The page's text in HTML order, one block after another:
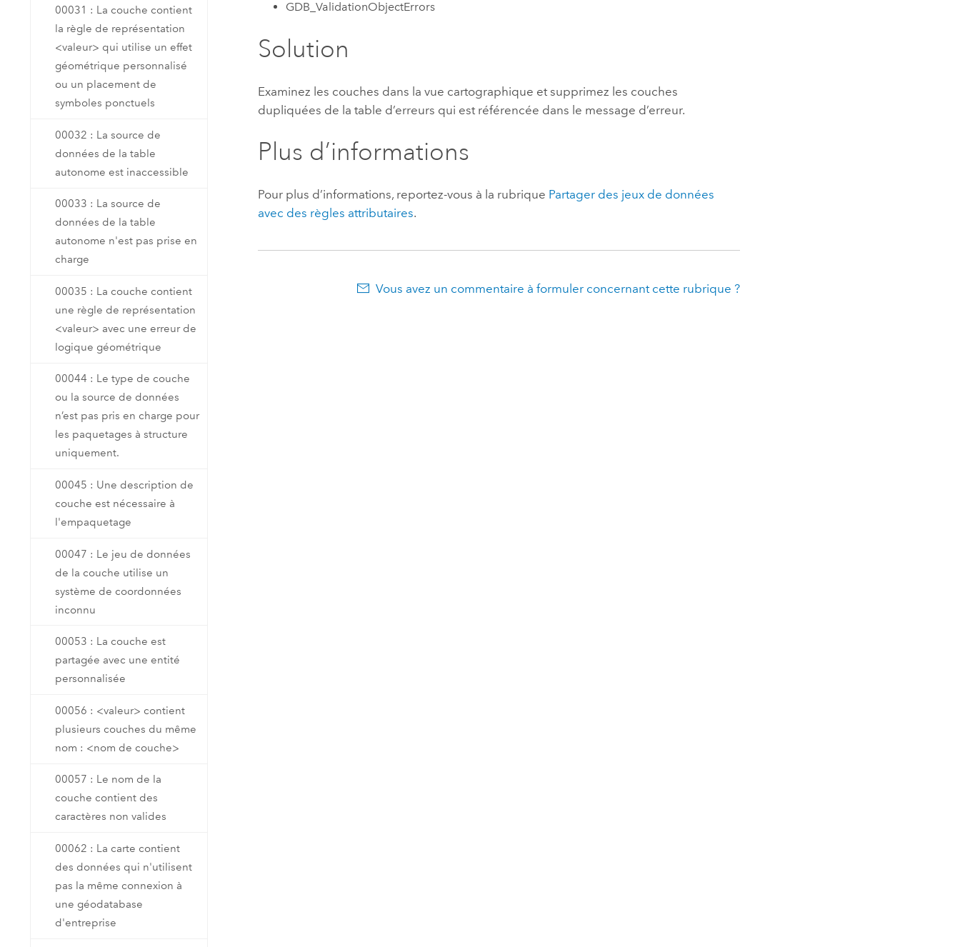
00031 : La couche contient
la règle de représentation
<valeur> qui utilise un effet
géométrique personnalisé
ou un placement de
symboles ponctuels
00032 : La source de
données de la table
autonome est inaccessible
00033 : La source de
données de la table
autonome n'est pas prise en
charge
00035 : La couche contient
une règle de représentation
<valeur> avec une erreur de
logique géométrique
00044 : Le type de couche
ou la source de données
n’est pas pris en charge pour
les paquetages à structure
uniquement.
00045 : Une description de
couche est nécessaire à
l'empaquetage
00047 : Le jeu de données
de la couche utilise un
système de coordonnées
inconnu
00053 : La couche est
partagée avec une entité
personnalisée
00056 : <valeur> contient
plusieurs couches du même
nom : <nom de couche>
00057 : Le nom de la
couche contient des
caractères non valides
00062 : La carte contient
des données qui n'utilisent
pas la même connexion à
une géodatabase
d'entreprise
GDB_ValidationObjectErrors
Solution
Examinez les couches dans la vue cartographique et supprimez les couches
dupliquées de la table d’erreurs qui est référencée dans le message d’erreur.
Plus d’informations
Pour plus d’informations, reportez-vous à la rubrique Partager des jeux de données
avec des règles attributaires.
Vous avez un commentaire à formuler concernant cette rubrique ?